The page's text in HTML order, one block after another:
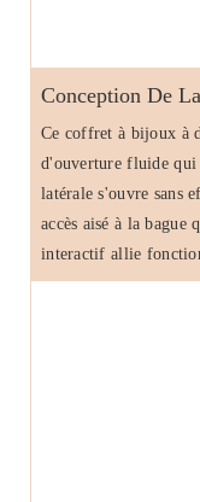
Conception De
Ce coffret à bijoux à
d'ouverture fluide qui
latérale s'ouvre sans
accès aisé à la bague
interactif allie